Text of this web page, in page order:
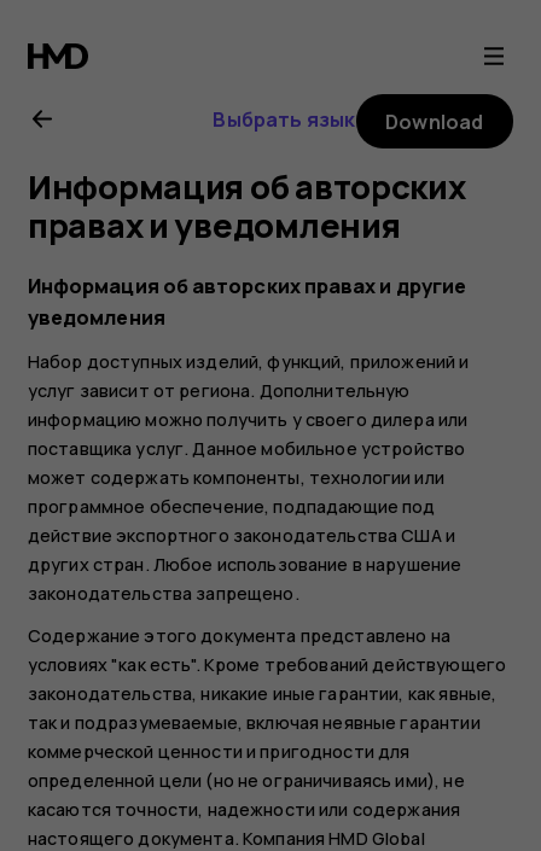
Nokia
8.1
user
guide
Выбрать язык Download
Информация об авторских
правах и уведомления
Информация об авторских правах и другие
уведомления
Набор доступных изделий, функций, приложений и
услуг зависит от региона. Дополнительную
информацию можно получить у своего дилера или
поставщика услуг. Данное мобильное устройство
может содержать компоненты, технологии или
программное обеспечение, подпадающие под
действие экспортного законодательства США и
других стран. Любое использование в нарушение
законодательства запрещено.
Содержание этого документа представлено на
условиях "как есть". Кроме требований действующего
законодательства, никакие иные гарантии, как явные,
так и подразумеваемые, включая неявные гарантии
коммерческой ценности и пригодности для
определенной цели (но не ограничиваясь ими), не
касаются точности, надежности или содержания
настоящего документа. Компания HMD Global